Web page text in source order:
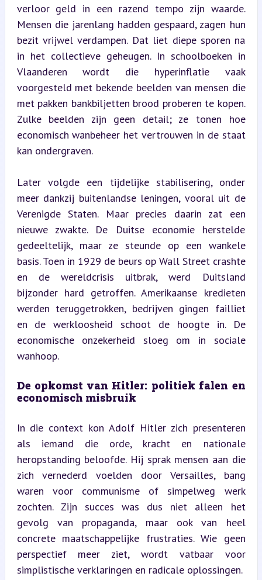
verloor geld in een razend tempo zijn waarde.
Mensen die jarenlang hadden gespaard, zagen hun
bezit vrijwel verdampen. Dat liet diepe sporen na
in het collectieve geheugen. In schoolboeken in
Vlaanderen wordt die hyperinflatie vaak
voorgesteld met bekende beelden van mensen die
met pakken bankbiljetten brood proberen te kopen.
Zulke beelden zijn geen detail; ze tonen hoe
economisch wanbeheer het vertrouwen in de staat
kan ondergraven.
Later volgde een tijdelijke stabilisering, onder
meer dankzij buitenlandse leningen, vooral uit de
Verenigde Staten. Maar precies daarin zat een
nieuwe zwakte. De Duitse economie herstelde
gedeeltelijk, maar ze steunde op een wankele
basis. Toen in 1929 de beurs op Wall Street crashte
en de wereldcrisis uitbrak, werd Duitsland
bijzonder hard getroffen. Amerikaanse kredieten
werden teruggetrokken, bedrijven gingen failliet
en de werkloosheid schoot de hoogte in. De
economische onzekerheid sloeg om in sociale
wanhoop.
De opkomst van Hitler: politiek falen en
economisch misbruik
In die context kon Adolf Hitler zich presenteren
als iemand die orde, kracht en nationale
heropstanding beloofde. Hij sprak mensen aan die
zich vernederd voelden door Versailles, bang
waren voor communisme of simpelweg werk
zochten. Zijn succes was dus niet alleen het
gevolg van propaganda, maar ook van heel
concrete maatschappelijke frustraties. Wie geen
perspectief meer ziet, wordt vatbaar voor
simplistische verklaringen en radicale oplossingen.